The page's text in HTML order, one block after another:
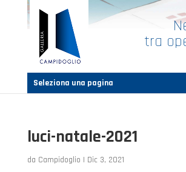
tra
Seleziona una pagina
luci-natale-2021
da Campidoglio | Dic 3, 2021